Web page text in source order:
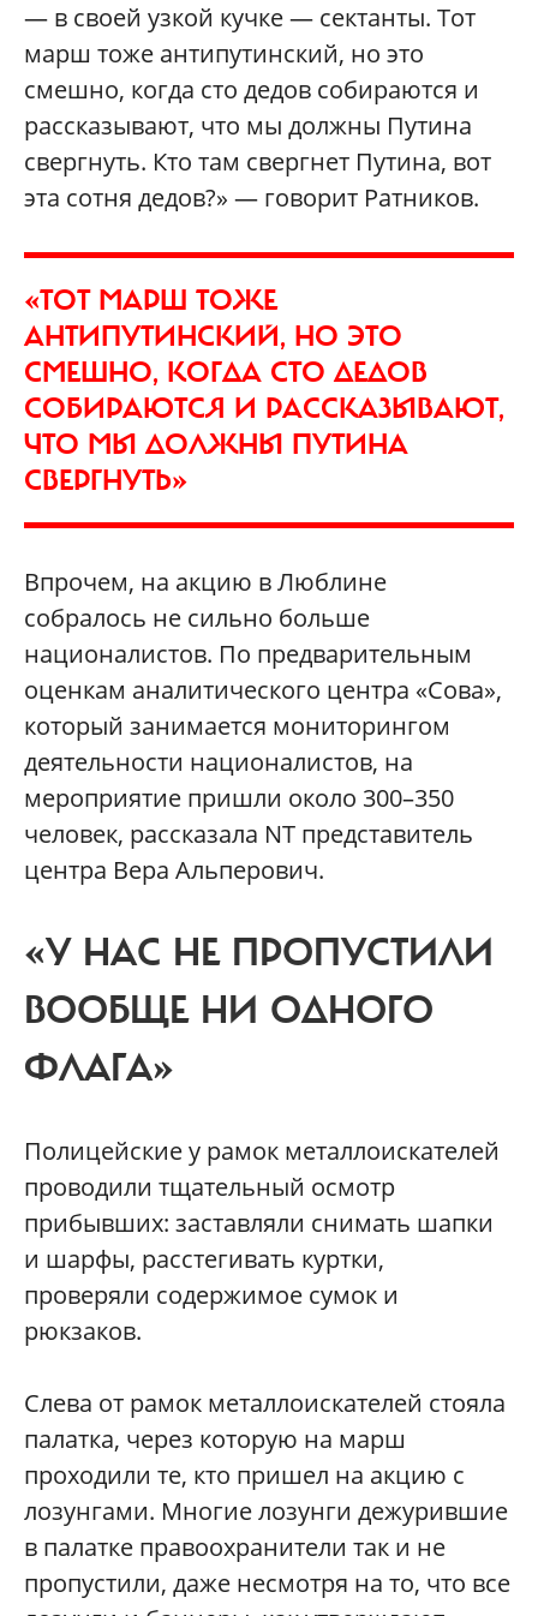
— в своей узкой кучке — сектанты. Тот
марш тоже антипутинский, но это
смешно, когда сто дедов собираются и
рассказывают, что мы должны Путина
свергнуть. Кто там свергнет Путина, вот
эта сотня дедов?» — говорит Ратников.
«ТОТ МАРШ ТОЖЕ
АНТИПУТИНСКИЙ, НО ЭТО
СМЕШНО, КОГДА СТО ДЕДОВ
СОБИРАЮТСЯ И РАССКАЗЫВАЮТ,
ЧТО МЫ ДОЛЖНЫ ПУТИНА
СВЕРГНУТЬ»
Впрочем, на акцию в Люблине
собралось не сильно больше
националистов. По предварительным
оценкам аналитического центра «Сова»,
который занимается мониторингом
деятельности националистов, на
мероприятие пришли около 300–350
человек, рассказала NT представитель
центра Вера Альперович.
«У НАС НЕ ПРОПУСТИЛИ
ВООБЩЕ НИ ОДНОГО
ФЛАГА»
Полицейские у рамок металлоискателей
проводили тщательный осмотр
прибывших: заставляли снимать шапки
и шарфы, расстегивать куртки,
проверяли содержимое сумок и
рюкзаков.
Слева от рамок металлоискателей стояла
палатка, через которую на марш
проходили те, кто пришел на акцию с
лозунгами. Многие лозунги дежурившие
в палатке правоохранители так и не
пропустили, даже несмотря на то, что все